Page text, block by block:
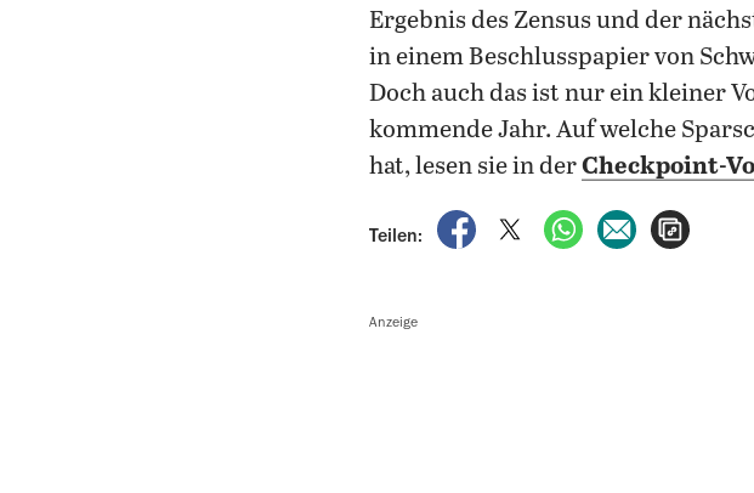
Ergebnis des Zensus und der
in einem Beschlusspapier von
Doch auch das ist nur ein kleiner
kommende Jahr. Auf welche
hat, lesen sie in derCheckpoint-
Teilen:
auf Facebook teilen
auf X teilenper WhatsApp teilen
per E-Mail
Anzeige